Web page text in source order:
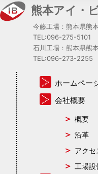
熊本アイ・
今藤工場：熊本県熊
TEL:096-275-5101
石川工場：熊本県熊
TEL:096-273-2255
ホームペー
会社概要
概要
沿革
アクセ
工場設